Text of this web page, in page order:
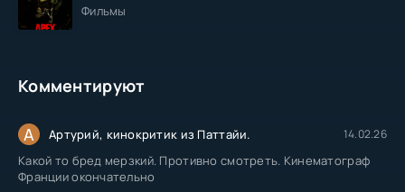
Фильмы
Комментируют
А Артурий, кинокритик из Паттайи. 14.02.26
Какой то бред мерзкий. Противно смотреть. Кинематограф
Франции окончательно